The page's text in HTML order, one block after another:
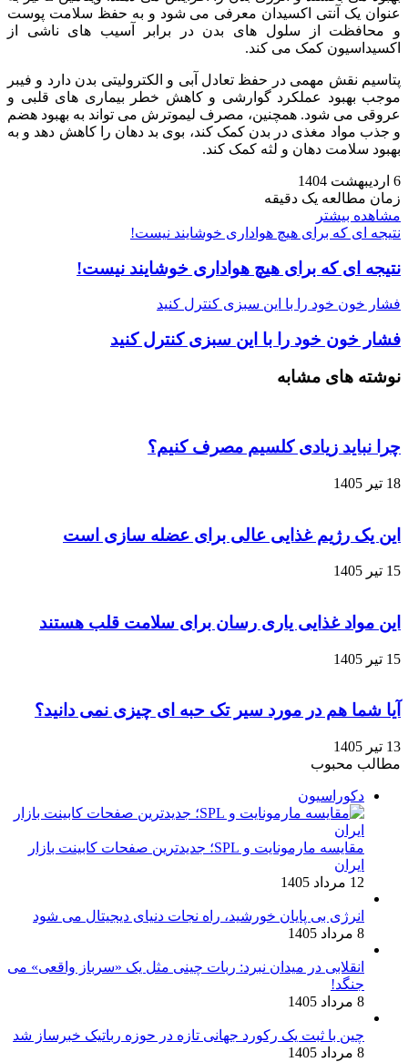
عنوان یک آنتی‌ اکسیدان معرفی می‌ شود و به حفظ سلامت پوست
و محافظت از سلول‌ های بدن در برابر آسیب‌ های ناشی از
اکسیداسیون کمک می‌ کند.
پتاسیم نقش مهمی در حفظ تعادل آبی و الکترولیتی بدن دارد و فیبر
موجب بهبود عملکرد گوارشی و کاهش خطر بیماری‌ های قلبی و
عروقی می‌ شود. همچنین، مصرف لیموترش می‌ تواند به بهبود هضم
و جذب مواد مغذی در بدن کمک کند، بوی بد دهان را کاهش دهد و به
بهبود سلامت دهان و لثه کمک کند.
6 اردیبهشت 1404
زمان مطالعه یک دقیقه
مشاهده بیشتر
نتیجه‌ ای که برای هیچ هواداری خوشایند نیست!
نتیجه‌ ای که برای هیچ هواداری خوشایند نیست!
فشار خون خود را با این سبزی کنترل کنید
فشار خون خود را با این سبزی کنترل کنید
نوشته های مشابه
چرا نباید زیادی کلسیم مصرف کنیم؟
18 تیر 1405
این یک رژیم غذایی عالی برای عضله‌ سازی است
15 تیر 1405
این مواد غذایی یاری رسان برای سلامت قلب هستند
15 تیر 1405
آیا شما هم در مورد سیر تک‌ حبه‌ ای چیزی نمی دانید؟
13 تیر 1405
مطالب محبوب
دکوراسیون
مقایسه مارمونایت و SPL؛ جدیدترین صفحات کابینت بازار
ایران
12 مرداد 1405
انرژی بی‌ پایان خورشید، راه نجات دنیای دیجیتال می شود
8 مرداد 1405
انقلابی در میدان نبرد: ربات چینی مثل یک «سرباز واقعی» می‌
جنگد!
8 مرداد 1405
چین با ثبت یک رکورد جهانی تازه در حوزه رباتیک خبرساز شد
8 مرداد 1405